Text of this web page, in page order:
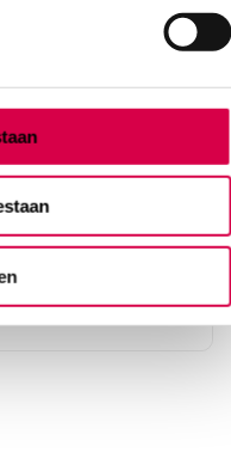
36cm x 18cm (1)